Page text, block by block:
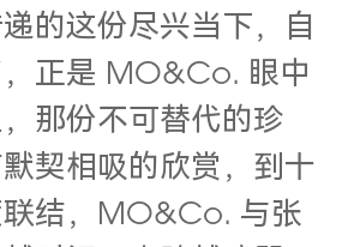
的这份尽兴当下，自
，正是 MO&Co. 眼中
那份不可替代的珍
契相吸的欣赏，到十
结，MO&Co. 与张